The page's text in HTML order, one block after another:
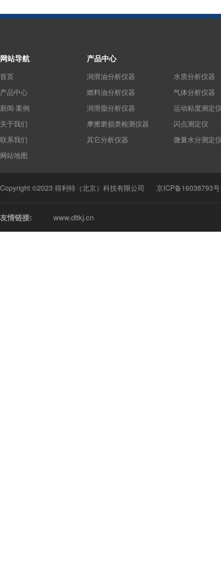
网站导航
首页
产品中心
新闻·案例
关于我们
联系我们
网站地图
产品中心
润滑油分析仪器
燃料油分析仪器
润滑脂分析仪器
摩擦磨损类检测仪器
其它分析仪器
水质分析仪器
气体分析仪器
运动粘度测定
闪点测定仪
微量水分测定
Copyright ©2023 得利特（北京）科技有限公司 京ICP备16038793号
友情链接: www.dltkj.cn